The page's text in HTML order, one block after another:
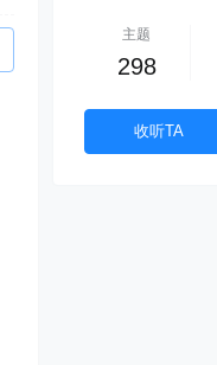
主题
298
收听TA